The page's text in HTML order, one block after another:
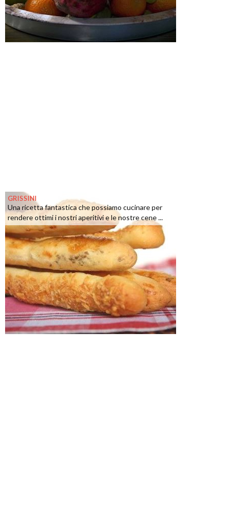
GRISSINI
Una ricetta fantastica che possiamo cucinare per
rendere ottimi i nostri aperitivi e le nostre cene ...